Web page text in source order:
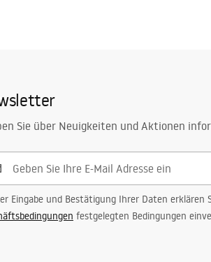
Sie über Neuigkeiten und Aktionen
Eingabe und Bestätigung Ihrer Daten
festgelegten Bedingungen